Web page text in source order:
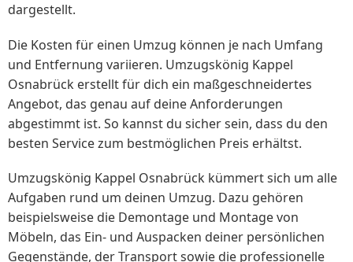
dargestellt.
Die Kosten für einen Umzug können je nach Umfang
und Entfernung variieren. Umzugskönig Kappel
Osnabrück erstellt für dich ein maßgeschneidertes
Angebot, das genau auf deine Anforderungen
abgestimmt ist. So kannst du sicher sein, dass du den
besten Service zum bestmöglichen Preis erhältst.
Umzugskönig Kappel Osnabrück kümmert sich um alle
Aufgaben rund um deinen Umzug. Dazu gehören
beispielsweise die Demontage und Montage von
Möbeln, das Ein- und Auspacken deiner persönlichen
Gegenstände, der Transport sowie die professionelle